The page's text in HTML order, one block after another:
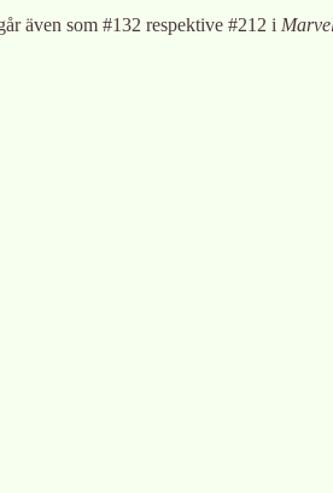
även som #132 respektive #212 i